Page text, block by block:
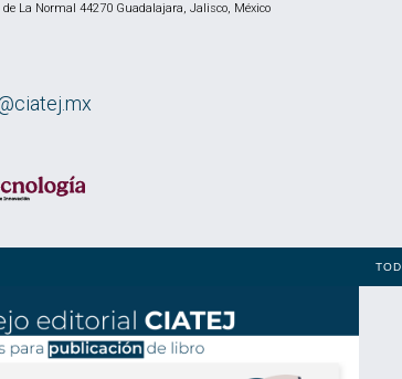
La Normal 44270 Guadalajara, Jalisco, México